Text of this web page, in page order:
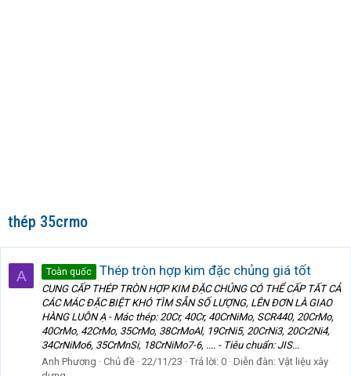
thép 35crmo
A Toàn quốc Thép tròn hợp kim đặc chủng giá tốt
CUNG CẤP THÉP TRÒN HỢP KIM ĐẶC CHỦNG CÓ THỂ CẤP TẤT CẢ
CÁC MÁC ĐẶC BIỆT KHÓ TÌM SẴN SỐ LƯỢNG, LÊN ĐƠN LÀ GIAO
HÀNG LUÔN Ạ - Mác thép: 20Cr, 40Cr, 40CrNiMo, SCR440, 20CrMo,
40CrMo, 42CrMo, 35CrMo, 38CrMoAl, 19CrNi5, 20CrNi3, 20Cr2Ni4,
34CrNiMo6, 35CrMnSi, 18CrNiMo7-6, .... - Tiêu chuẩn: JIS...
Anh Phương
Chủ đề 22/11/23 Trả lời: 0 Diễn đàn: Vật liệu xây